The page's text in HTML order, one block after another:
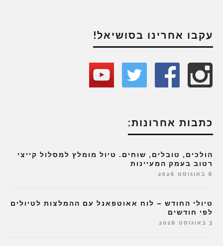
עקבו אחרינו בסושיאל!
כתבות אחרונות:
הולכים, טובלים, שוחים. טיול מומלץ למסלול קייצי
רטוב בעמק המעיינות
6 באוגוסט 2026
טיולי החודש – לוח אאוטפאנל עם ההמלצות לטיולים
לפי חודשים
3 באוגוסט 2026